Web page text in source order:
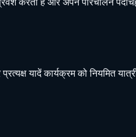
यादें कार्यक्रम को नियमित